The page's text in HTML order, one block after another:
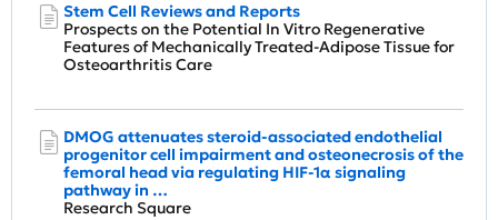
Stem Cell Reviews and Reports
Prospects on the Potential In Vitro Regenerative
Features of Mechanically Treated-Adipose Tissue for
Osteoarthritis Care
DMOG attenuates steroid-associated endothelial
progenitor cell impairment and osteonecrosis of the
femoral head via regulating HIF-1α signaling
pathway in …
Research Square